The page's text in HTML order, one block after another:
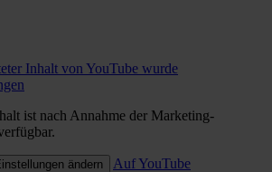
Inhalt von YouTube wurde
ist nach Annahme der Marketing-
ändern
Auf YouTube